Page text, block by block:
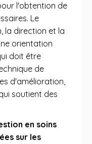
l'obtention de
Le
la direction et la
orientation
doit être
de
d'amélioration,
soutient des
en soins
sur les